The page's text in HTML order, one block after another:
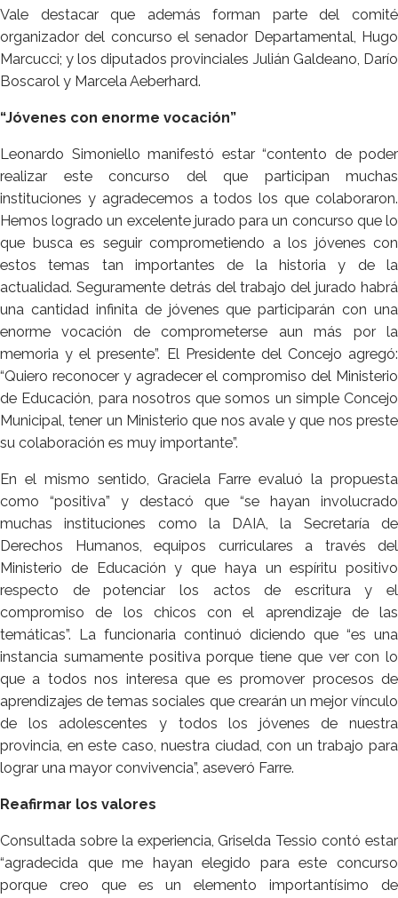
Vale destacar que además forman parte del comité
organizador del concurso el senador Departamental, Hugo
Marcucci; y los diputados provinciales Julián Galdeano, Darío
Boscarol y Marcela Aeberhard.
“Jóvenes con enorme vocación”
Leonardo Simoniello manifestó estar “contento de poder
realizar este concurso del que participan muchas
instituciones y agradecemos a todos los que colaboraron.
Hemos logrado un excelente jurado para un concurso que lo
que busca es seguir comprometiendo a los jóvenes con
estos temas tan importantes de la historia y de la
actualidad. Seguramente detrás del trabajo del jurado habrá
una cantidad infinita de jóvenes que participarán con una
enorme vocación de comprometerse aun más por la
memoria y el presente”. El Presidente del Concejo agregó:
“Quiero reconocer y agradecer el compromiso del Ministerio
de Educación, para nosotros que somos un simple Concejo
Municipal, tener un Ministerio que nos avale y que nos preste
su colaboración es muy importante”.
En el mismo sentido, Graciela Farre evaluó la propuesta
como “positiva” y destacó que “se hayan involucrado
muchas instituciones como la DAIA, la Secretaría de
Derechos Humanos, equipos curriculares a través del
Ministerio de Educación y que haya un espíritu positivo
respecto de potenciar los actos de escritura y el
compromiso de los chicos con el aprendizaje de las
temáticas”. La funcionaria continuó diciendo que “es una
instancia sumamente positiva porque tiene que ver con lo
que a todos nos interesa que es promover procesos de
aprendizajes de temas sociales que crearán un mejor vínculo
de los adolescentes y todos los jóvenes de nuestra
provincia, en este caso, nuestra ciudad, con un trabajo para
lograr una mayor convivencia”, aseveró Farre.
Reafirmar los valores
Consultada sobre la experiencia, Griselda Tessio contó estar
“agradecida que me hayan elegido para este concurso
porque creo que es un elemento importantísimo de